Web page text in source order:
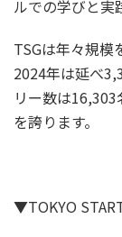
ルでの学びと実
TSGは年々規模
2024年は延べ
リー数は
を誇ります。
▼TOKYO